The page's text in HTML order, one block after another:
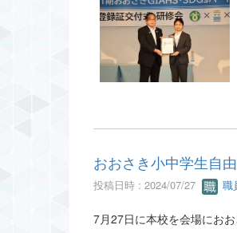
おおさき小中学生自
投稿日時 : 2024/07/27 職
7月27日に本校を会場にお